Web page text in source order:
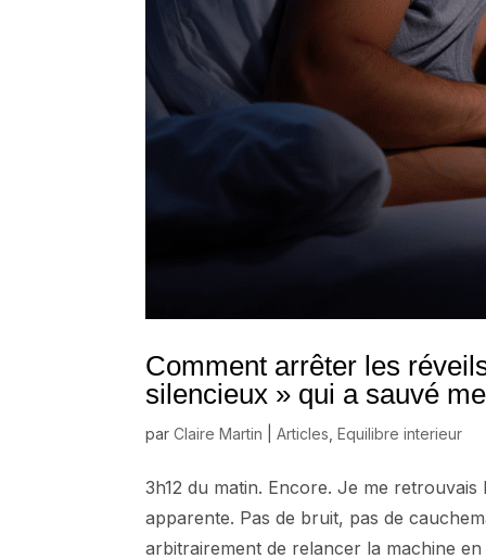
Comment arrêter les
silencieux » qui a sauvé
parClaire Martin |Articles ,Equilibre interieur
3h12 du matin. Encore. Je me
apparente. Pas de bruit, pas de
arbitrairement de relancer la machine en